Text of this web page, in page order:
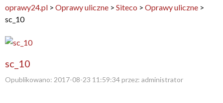
oprawy24.pl > Oprawy uliczne > Siteco > Oprawy uliczne >
sc_10
sc_10
Opublikowano: 2017-08-23 11:59:34przez: administrator